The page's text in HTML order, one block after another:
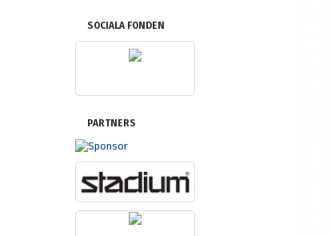
SOCIALA FONDEN
PARTNERS